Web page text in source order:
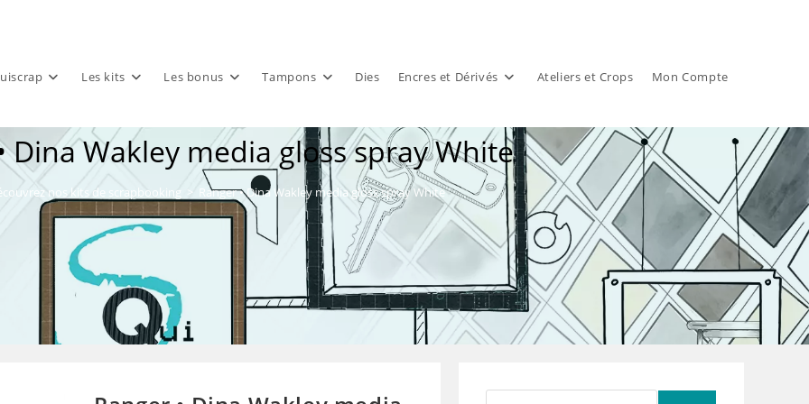
Les kits Les bonus Tampons Dies Encres et Dérivés Ateliers et Crops Mon Compte
Dina Wakley media gloss spray White
nos kits de scrapbooking > Ranger • Dina Wakley media gloss spray White